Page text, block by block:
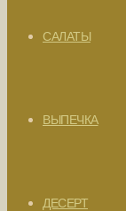
САЛАТЫ
ВЫПЕЧКА
ДЕСЕРТ